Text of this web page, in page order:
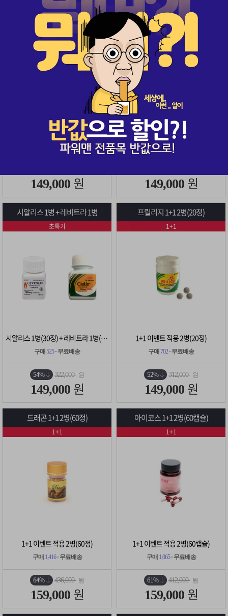
레비트라 1+1 2병(60정)
1+1 이벤트 적용 2병(60정)
· 무료배송
149,000 원
1+1
비아그라 1병 + 레비트라 1병
구매 371· 무료배송
149,000 원
시알리스 1병 + 레비트라 1병
시알리스 1병(30정) + 레비트라 1병(30정)
구매 525· 무료배송
54% 322,000 원
149,000 원
초특가
프릴리지 1+1 2병(20정)
1+1 이벤트 적용 2병(20정)
구매 702· 무료배송
52% 312,000 원
149,000 원
1+1
드래곤 1+1 2병(60정)
1+1 이벤트 적용 2병(60정)
구매 1,416· 무료배송
64% 436,000 원
159,000 원
1+1
아이코스 1+1 2병(60캡슐)
1+1 이벤트 적용 2병(60캡슐)
구매 1,065· 무료배송
61% 412,000 원
159,000 원
1+1